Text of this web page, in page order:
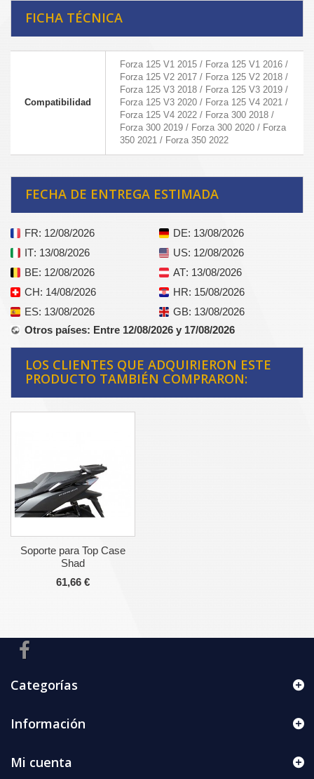
FICHA TÉCNICA
Compatibilidad
Forza 125 V1 2015 / Forza 125 V1 2016 /
Forza 125 V2 2017 / Forza 125 V2 2018 /
Forza 125 V3 2018 / Forza 125 V3 2019 /
Forza 125 V3 2020 / Forza 125 V4 2021 /
Forza 125 V4 2022 / Forza 300 2018 /
Forza 300 2019 / Forza 300 2020 / Forza
350 2021 / Forza 350 2022
FECHA DE ENTREGA ESTIMADA
FR: 12/08/2026 DE: 13/08/2026
IT: 13/08/2026 US: 12/08/2026
BE: 12/08/2026 AT: 13/08/2026
CH: 14/08/2026 HR: 15/08/2026
ES: 13/08/2026 GB: 13/08/2026
Otros países: Entre 12/08/2026 y 17/08/2026
LOS CLIENTES QUE ADQUIRIERON ESTE
PRODUCTO TAMBIÉN COMPRARON:
Soporte para Top Case
Shad
61,66 €
Categorías
Información
Mi cuenta